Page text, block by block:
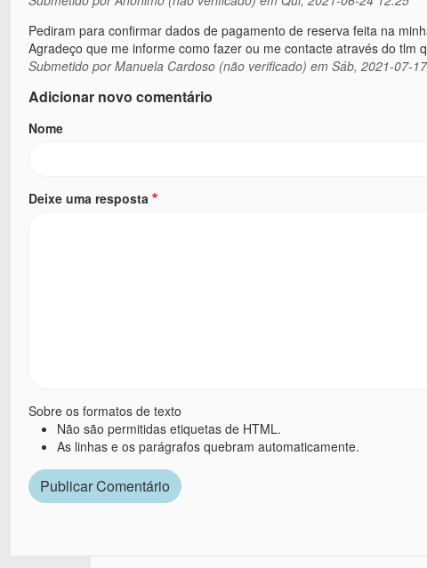
Pediram para confirmar dados de pagamento de reserva feita na
Agradeço que me informe como fazer ou me contacte através do tlm
Submetido porManuela Cardoso (não verificado) em Sáb, 2021-07-
Adicionar novo comentário
Nome
Deixe uma resposta
Sobre os formatos de texto
Não são permitidas etiquetas de HTML.
As linhas e os parágrafos quebram automaticamente.